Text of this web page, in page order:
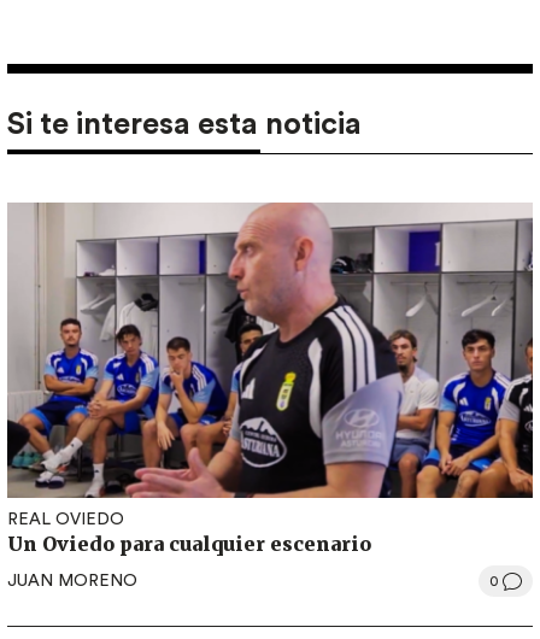
Si te interesa esta noticia
REAL OVIEDO
Un Oviedo para cualquier escenario
JUAN MORENO 0